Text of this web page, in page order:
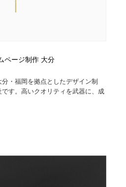
ページ制作 大分
・福岡を拠点としたデザイン制
す。高いクオリティを武器に、成